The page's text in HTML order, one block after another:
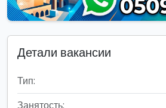
Детали вакансии
Тип:
Занятость: